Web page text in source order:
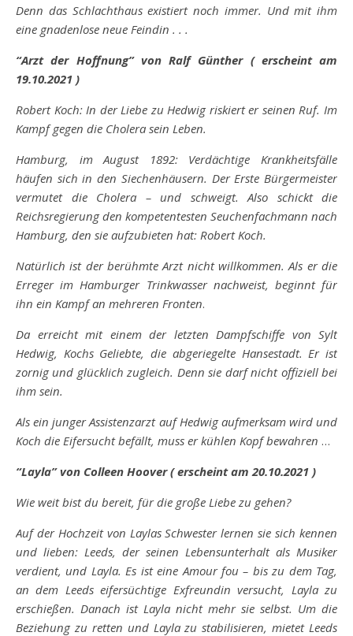
Denn das Schlachthaus existiert noch immer. Und mit ihm
eine gnadenlose neue Feindin . . .
“Arzt der Hoffnung” von Ralf Günther ( erscheint am
19.10.2021 )
Robert Koch: In der Liebe zu Hedwig riskiert er seinen Ruf. Im
Kampf gegen die Cholera sein Leben.
Hamburg, im August 1892: Verdächtige Krankheitsfälle
häufen sich in den Siechenhäusern. Der Erste Bürgermeister
vermutet die Cholera – und schweigt. Also schickt die
Reichsregierung den kompetentesten Seuchenfachmann nach
Hamburg, den sie aufzubieten hat: Robert Koch.
Natürlich ist der berühmte Arzt nicht willkommen. Als er die
Erreger im Hamburger Trinkwasser nachweist, beginnt für
ihn ein Kampf an mehreren Fronten.
Da erreicht mit einem der letzten Dampfschiffe von Sylt
Hedwig, Kochs Geliebte, die abgeriegelte Hansestadt. Er ist
zornig und glücklich zugleich. Denn sie darf nicht offiziell bei
ihm sein.
Als ein junger Assistenzarzt auf Hedwig aufmerksam wird und
Koch die Eifersucht befällt, muss er kühlen Kopf bewahren …
“Layla” von Colleen Hoover ( erscheint am 20.10.2021 )
Wie weit bist du bereit, für die große Liebe zu gehen?
Auf der Hochzeit von Laylas Schwester lernen sie sich kennen
und lieben: Leeds, der seinen Lebensunterhalt als Musiker
verdient, und Layla. Es ist eine Amour fou – bis zu dem Tag,
an dem Leeds eifersüchtige Exfreundin versucht, Layla zu
erschießen. Danach ist Layla nicht mehr sie selbst. Um die
Beziehung zu retten und Layla zu stabilisieren, mietet Leeds